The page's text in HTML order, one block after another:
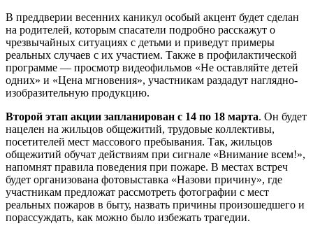
В преддверии весенних каникул особый акцент будет сделан
на родителей, которым спасатели подробно расскажут о
чрезвычайных ситуациях с детьми и приведут примеры
реальных случаев с их участием. Также в профилактической
программе — просмотр видеофильмов «Не оставляйте детей
одних» и «Цена мгновения», участникам раздадут наглядно-
изобразительную продукцию.
Второй этап акции запланирован с 14 по 18 марта. Он будет
нацелен на жильцов общежитий, трудовые коллективы,
посетителей мест массового пребывания. Так, жильцов
общежитий обучат действиям при сигнале «Внимание всем!»,
напомнят правила поведения при пожаре. В местах встреч
будет организована фотовыставка «Назови причину», где
участникам предложат рассмотреть фотографии с мест
реальных пожаров в быту, назвать причины произошедшего и
порассуждать, как можно было избежать трагедии.